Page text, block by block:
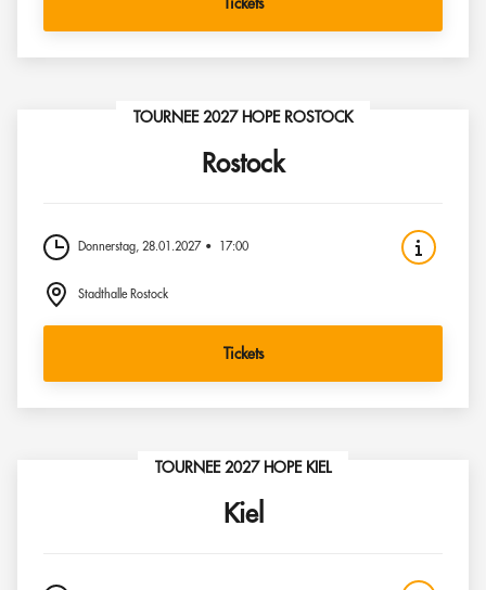
Tickets
TOURNEE 2027 HOPE ROSTOCK
Rostock
Donnerstag, 28.01.2027 17:00
Stadthalle Rostock
Tickets
TOURNEE 2027 HOPE KIEL
Kiel